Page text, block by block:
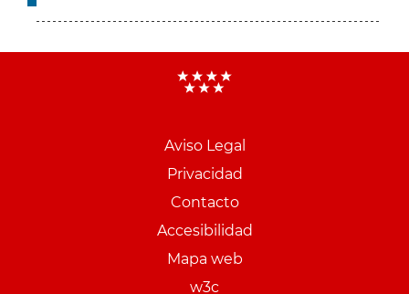
Aviso Legal
Privacidad
Contacto
Accesibilidad
Mapa web
w3c